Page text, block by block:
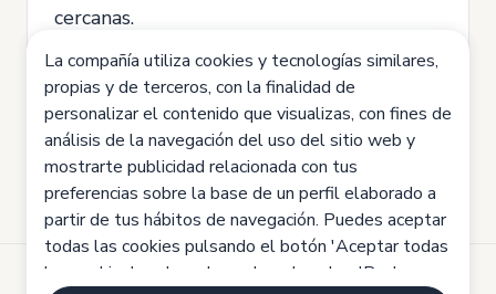
cercanas.
Carné de conducir B y vehículo propio.
Carné de carretillero en vigor
La compañía utiliza cookies y tecnologías similares,
propias y de terceros, con la finalidad de
personalizar el contenido que visualizas, con fines de
análisis de la navegación del uso del sitio web y
mostrarte publicidad relacionada con tus
preferencias sobre la base de un perfil elaborado a
partir de tus hábitos de navegación. Puedes aceptar
todas las cookies pulsando el botón 'Aceptar todas
las cookies', rechazarlas pulsando sobre 'Rechazar